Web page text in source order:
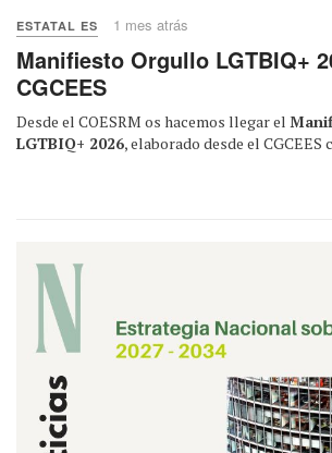
ESTATAL ES 1 mes atrás
Manifiesto Orgullo LGTBIQ+
CGCEES
Desde el COESRM os hacemos llegar el
LGTBIQ+ 2026, elaborado desde el CGCEES